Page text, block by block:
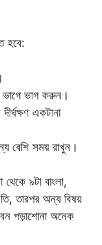
হবে:
ভাগ করুন।
একটানা
বেশি সময় রাখুন।
৯টা বাংলা,
তারপর অন্য বিষয়
পড়াশোনা অনেক